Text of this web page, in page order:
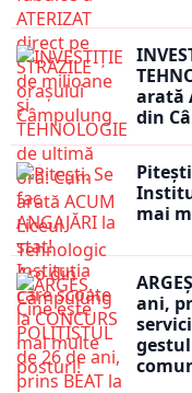
arată
din
mai
ani,